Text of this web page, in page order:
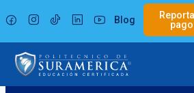
al
contenido
Blog
pago